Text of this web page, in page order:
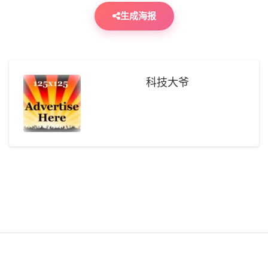
生成海报
科技大爷